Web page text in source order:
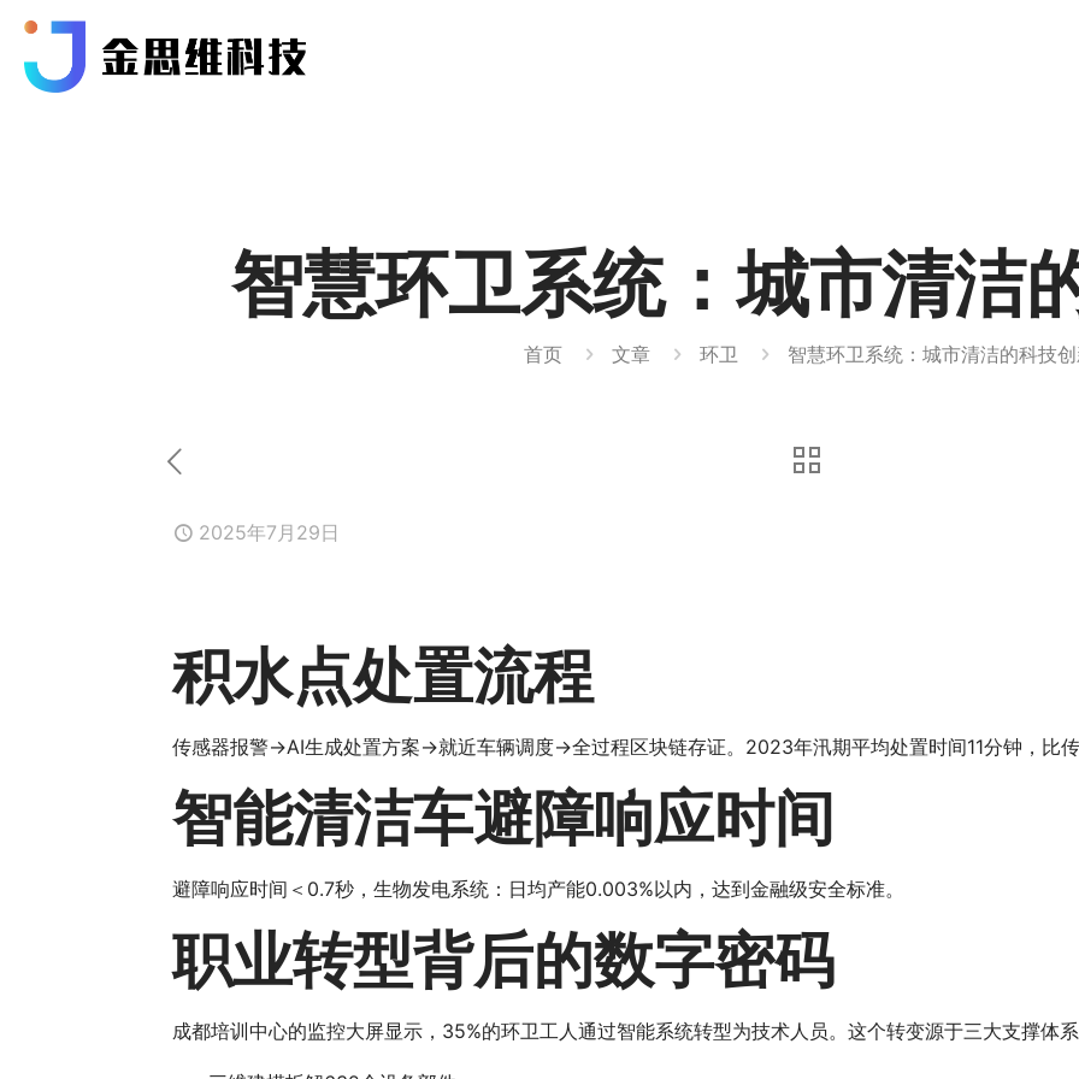
智慧环卫系统：城市清洁
首页 文章 环卫 智慧环卫系统：城市清洁的科技
2025年7月29日
积水点处置流程
传感器报警→AI生成处置方案→就近车辆调度→全过程区块链存证。2023年汛期平均处置时间11分钟，比传
智能清洁车避障响应时间
避障响应时间＜0.7秒，生物发电系统：日均产能0.003%以内，达到金融级安全标准。
职业转型背后的数字密码
成都培训中心的监控大屏显示，35%的环卫工人通过智能系统转型为技术人员。这个转变源于三大支撑体系